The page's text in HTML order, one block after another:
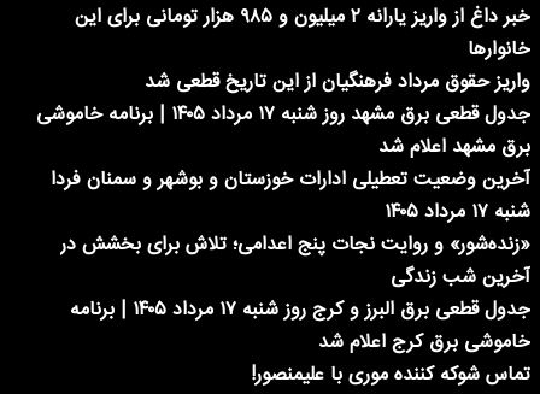
خبر داغ از واریز یارانه ۲ میلیون و ۹۸۵ هزار تومانی برای این
خانوارها
واریز حقوق مرداد فرهنگیان از این تاریخ قطعی شد
جدول قطعی برق مشهد روز شنبه ۱۷ مرداد ۱۴۰۵ | برنامه خاموشی
برق مشهد اعلام شد
آخرین وضعیت تعطیلی ادارات خوزستان و بوشهر و سمنان فردا
شنبه ۱۷ مرداد ۱۴۰۵
«زنده‌شور» و روایت نجات پنج اعدامی؛ تلاش برای بخشش در
آخرین شب زندگی
جدول قطعی برق البرز و کرج روز شنبه ۱۷ مرداد ۱۴۰۵ | برنامه
خاموشی برق کرج اعلام شد
تماس شوکه کننده موری با علیمنصور!